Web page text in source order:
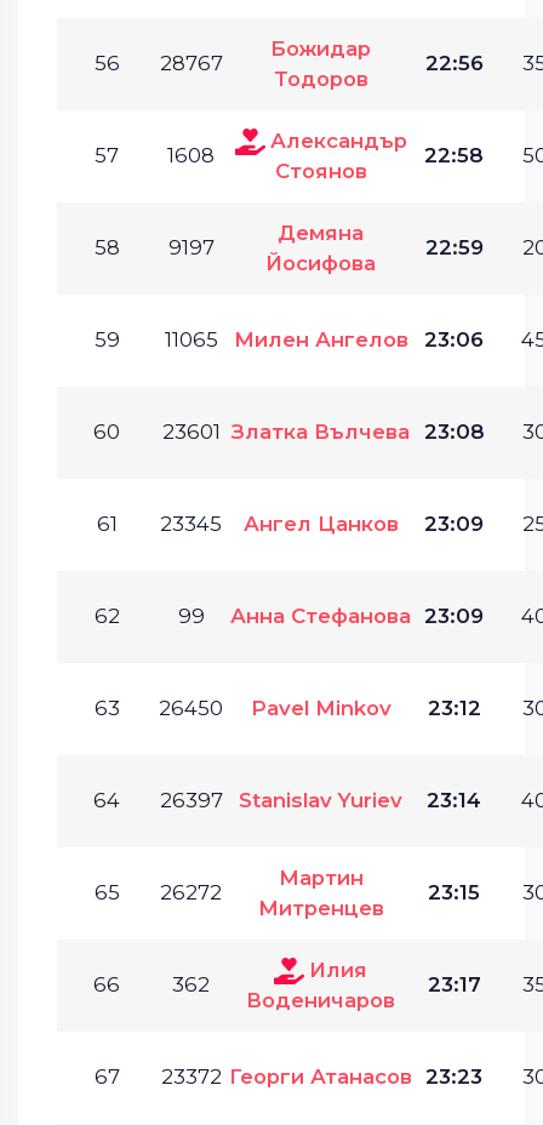
56 28767
Божидар
Тодоров
22:56
57 1608
Александър
Стоянов
22:58
58 9197
Демяна
Йосифова
22:59
59 11065 Милен Ангелов 23:06
60 23601 Златка Вълчева 23:08
61 23345 Ангел Цанков 23:09
62 99 Анна Стефанова 23:09
63 26450 Pavel Minkov 23:12
64 26397 Stanislav Yuriev 23:14
65 26272
Мартин
Митренцев
23:15
66 362
Илия
Воденичаров
23:17
67 23372 Георги Атанасов 23:23